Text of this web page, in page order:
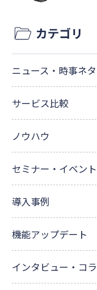
カテゴリ
ニュース・時事ネタ
サービス比較
ノウハウ
セミナー・イベン
導入事例
機能アップデート
インタビュー・コ